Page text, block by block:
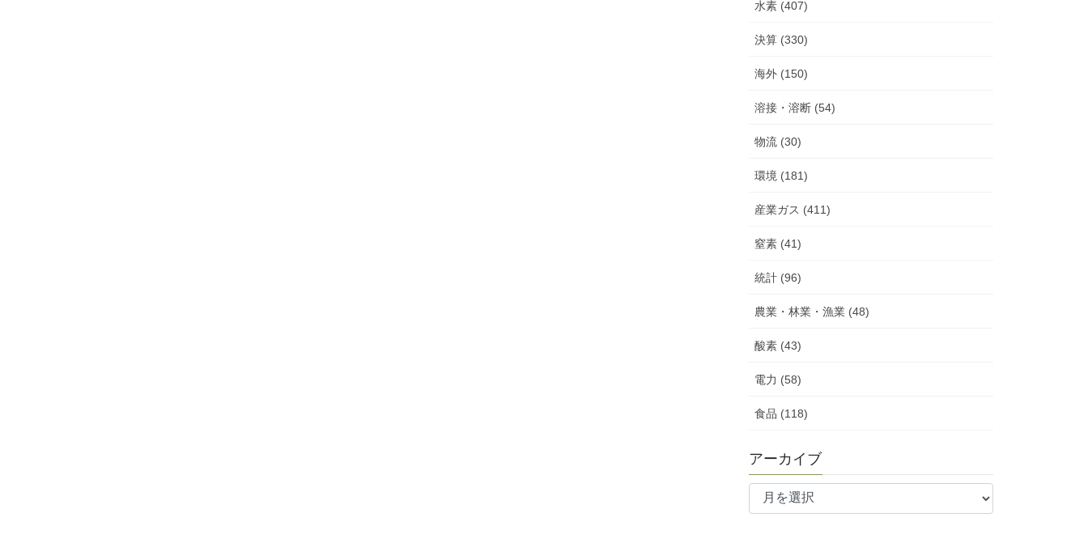
水素 (407)
決算 (330)
海外 (150)
溶接・溶断 (54)
物流 (30)
環境 (181)
産業ガス (411)
窒素 (41)
統計 (96)
農業・林業・漁業 (48)
酸素 (43)
電力 (58)
食品 (118)
アーカイブ
ア